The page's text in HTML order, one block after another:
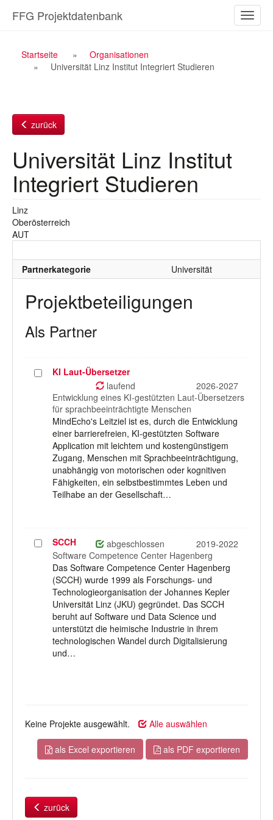
Inhalt
ein-/
FFG Projektdatenbank
Breadcrumb
Navigation
Startseite
Organisationen
Universität Linz Institut Integriert Studieren
zurück
Universität Linz Institut
Integriert Studieren
Linz
Oberösterreich
AUT
Partnerkategorie Universität
Projektbeteiligungen
Als Partner
ProjektKI Laut-Übersetzer
laufend
2026-2027
Entwicklung eines KI-gestützten Laut-Übersetzers
für sprachbeeinträchtigte Menschen
MindEcho's Leitziel ist es, durch die Entwicklung
einer barrierefreien, KI-gestützten Software
Application mit leichtem und kostengünstigem
Zugang, Menschen mit Sprachbeeinträchtigung,
unabhängig von motorischen oder kognitiven
Fähigkeiten, ein selbstbestimmtes Leben und
Teilhabe an der Gesellschaft…
Projekt
auswählen
SCCH abgeschlossen
2019-2022
Software Competence Center Hagenberg
Das Software Competence Center Hagenberg
(SCCH) wurde 1999 als Forschungs- und
Technologieorganisation der Johannes Kepler
Universität Linz (JKU) gegründet. Das SCCH
beruht auf Software und Data Science und
unterstützt die heimische Industrie in ihrem
technologischen Wandel durch Digitalisierung
und…
Keine Projekte ausgewählt. Alle auswählen
als Excel exportieren als PDF exportieren
zurück